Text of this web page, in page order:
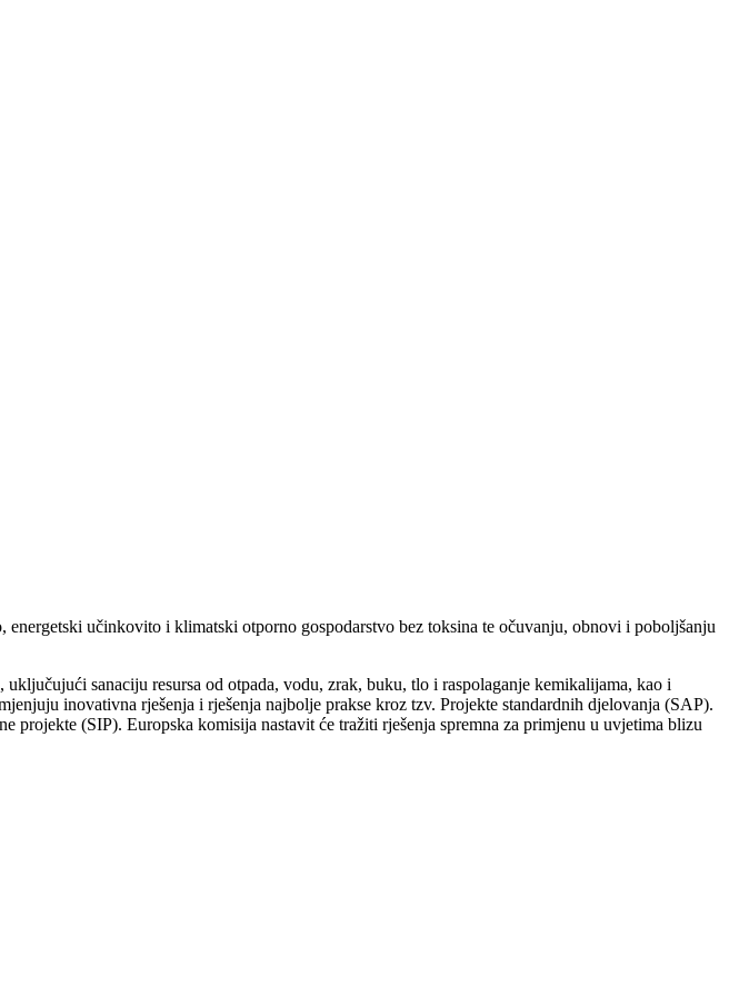
energetski učinkovito i klimatski otporno gospodarstvo bez toksina te očuvanju, obnovi i poboljšanju
sanaciju resursa od otpada, vodu, zrak, buku, tlo i raspolaganje kemikalijama, kao i
inovativna rješenja i rješenja najbolje prakse kroz tzv. Projekte standardnih djelovanja (SAP).
(SIP). Europska komisija nastavit će tražiti rješenja spremna za primjenu u uvjetima blizu